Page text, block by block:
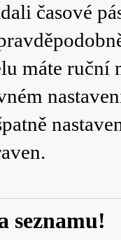
časové
máte ruční
seznamu!